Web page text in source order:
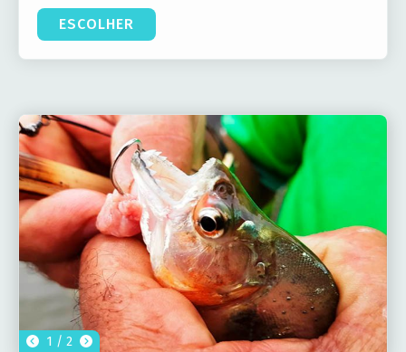
ESCOLHER
1 / 2